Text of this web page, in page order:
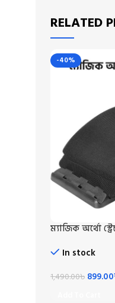
RELATED
-40%
ম্যাজিক অর্থো
In stock
1,490.00৳ 899.00